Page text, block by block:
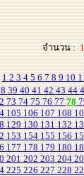
จำนวน :
1 2 3 4 5 6 7 8 9 10
39 40 41 42 43 44
73 74 75 76 77 78
105 106 107 108
129 130 131 132
153 154 155 156
177 178 179 180
201 202 203 204
225 226 227 228